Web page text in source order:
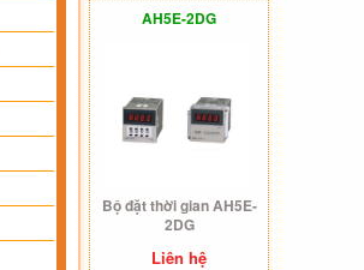
AH5E-2DG
Bộ đặt thời gian AH5E-
2DG
Liên hệ